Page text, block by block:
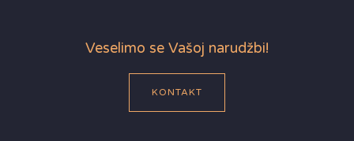
Veselimo se Vašoj narudžbi!
KONTAKT